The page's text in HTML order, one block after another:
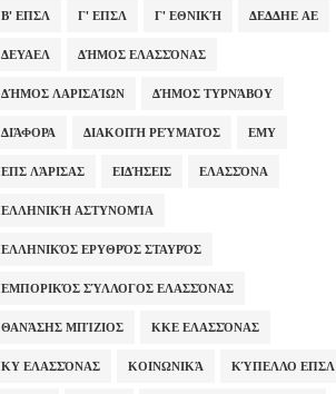
Β' ΕΠΣΛ Γ' ΕΠΣΛ Γ' ΕΘΝΙΚΉ ΔΕΔΔΗΕ ΑΕ
ΔΕΥΑΕΛ ΔΉΜΟΣ ΕΛΑΣΣΌΝΑΣ
ΔΉΜΟΣ ΛΑΡΙΣΑΊΩΝ ΔΉΜΟΣ ΤΥΡΝΆΒΟΥ
ΔΙΆΦΟΡΑ ΔΙΑΚΟΠΉ ΡΕΎΜΑΤΟΣ ΕΜΥ
ΕΠΣ ΛΆΡΙΣΑΣ ΕΙΔΉΣΕΙΣ ΕΛΑΣΣΌΝΑ
ΕΛΛΗΝΙΚΉ ΑΣΤΥΝΟΜΊΑ
ΕΛΛΗΝΙΚΌΣ ΕΡΥΘΡΌΣ ΣΤΑΥΡΌΣ
ΕΜΠΟΡΙΚΌΣ ΣΎΛΛΟΓΟΣ ΕΛΑΣΣΌΝΑΣ
ΘΑΝΆΣΗΣ ΜΠΊΖΙΟΣ ΚΚΕ ΕΛΑΣΣΌΝΑΣ
ΚΥ ΕΛΑΣΣΌΝΑΣ ΚΟΙΝΩΝΙΚΆ ΚΎΠΕΛΛΟ ΕΠΣΛ